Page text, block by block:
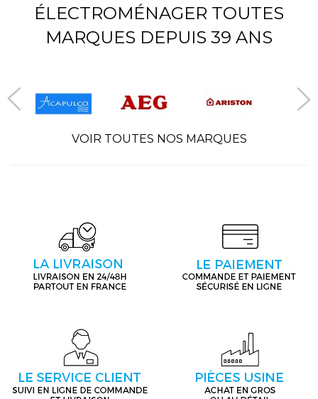
ÉLECTROMÉNAGER TOUTES
MARQUES DEPUIS 39 ANS
VOIR TOUTES NOS MARQUES